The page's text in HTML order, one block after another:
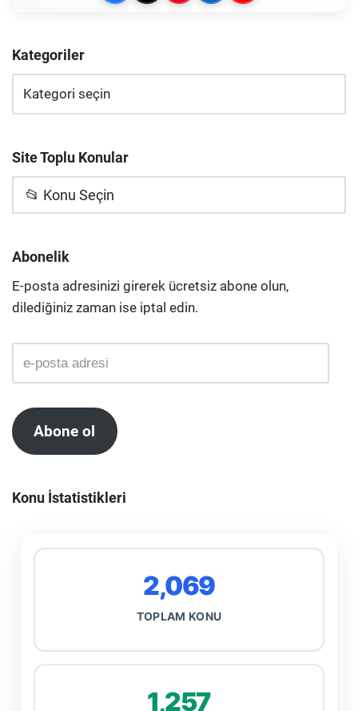
Kategoriler
Site Toplu Konular
📂 Konu Seçin
Abonelik
E-posta adresinizi girerek ücretsiz abone olun,
dilediğiniz zaman ise iptal edin.
Abone ol
Konu İstatistikleri
2,069
TOPLAM KONU
1,257